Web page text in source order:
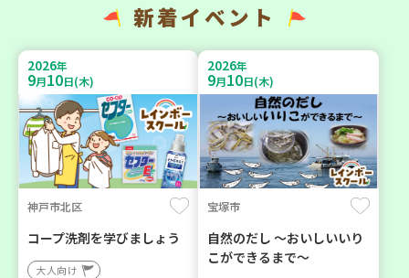
新着イベント
2026年
9月10日(木)
神戸市北区
コープ洗剤を学びましょう
大人向け
2026年
9月10日(木)
宝塚市
自然のだし ～おいしいいり
こができるまで～